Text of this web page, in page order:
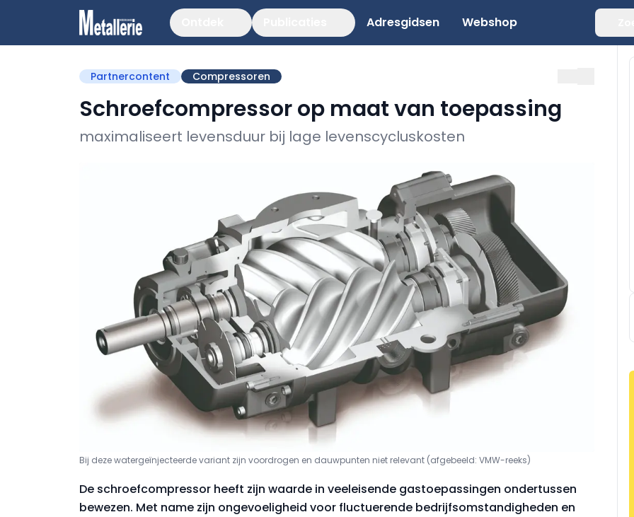
Adresgidsen Webshop
Partnercontent Compressoren
Schroefcompressor op maat van toepassing
maximaliseert levensduur bij lage levenscycluskosten
Bij deze watergeïnjecteerde variant zijn voordrogen en dauwpunten niet relevant (afgebeeld: VMW-reeks)
De schroefcompressor heeft zijn waarde in veeleisende gastoepassingen ondertussen
bewezen. Met name zijn ongevoeligheid voor fluctuerende bedrijfsomstandigheden en